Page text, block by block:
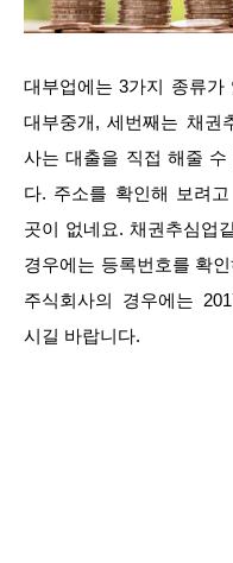
대부업에는 3가지 종류가
대부중개, 세번째는 채권
사는 대출을 직접 해줄
다. 주소를 확인해 보려
곳이 없네요. 채권추심업
경우에는 등록번호를 확
주식회사의 경우에는
시길 바랍니다.